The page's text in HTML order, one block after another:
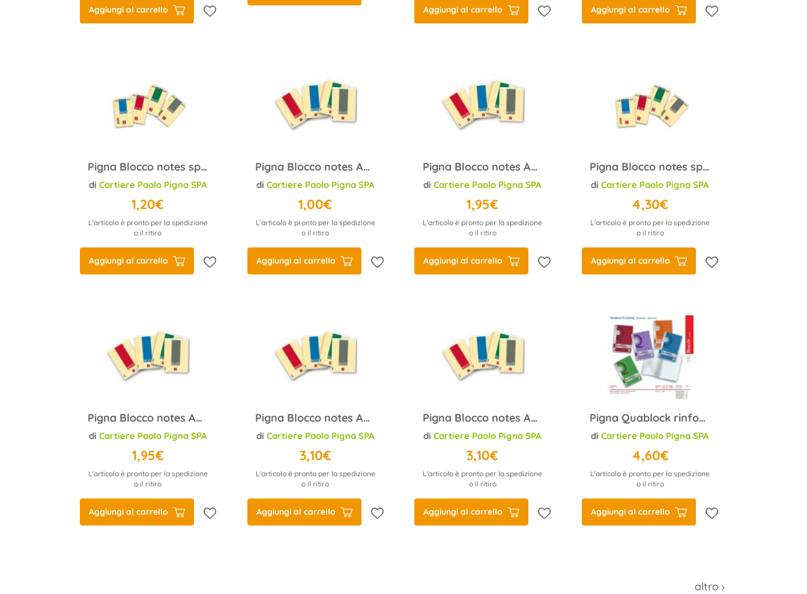
Aggiungi al carrello Aggiungi al carrello Aggiungi al carrello
Pigna Blocco notes spiralato A7 Pignastyl 02156235M quadrett
di Cartiere Paolo Pigna SPA
1,20€
L'articolo è pronto per la spedizione
o il ritiro
Aggiungi al carrello
Pigna Blocco notes A6 Pignastyl 0213746 5M quadretto 5MM 70f
di Cartiere Paolo Pigna SPA
1,00€
L'articolo è pronto per la spedizione
o il ritiro
Aggiungi al carrello
Pigna Blocco notes A5 Pignastyl 02137475M quadretto 5MM 80gr
diCartiere Paolo Pigna SPA
1,95€
L'articolo è pronto per la spedizione
o il ritiro
Aggiungi al carrello
Pigna Blocco notes spiralato A4 Pignastyl 02156285M quadrett
diCartiere Paolo Pigna SPA
4,30€
L'articolo è pronto per la spedizione
o il ritiro
Aggiungi al carrello
Pigna Blocco notes A5 Pignastyl 0213747 BI 70ff 80gr 15x21cm
di Cartiere Paolo Pigna SPA
1,95€
L'articolo è pronto per la spedizione
o il ritiro
Aggiungi al carrello
Pigna Blocco notes A4 Pignastyl 0213748BI 70ff 80gr 21x29,7c
di Cartiere Paolo Pigna SPA
3,10€
L'articolo è pronto per la spedizione
o il ritiro
Aggiungi al carrello
Pigna Blocco notes A4 Pignastyl 02137485M quadretto 5MM 70ff
diCartiere Paolo Pigna SPA
3,10€
L'articolo è pronto per la spedizione
o il ritiro
Aggiungi al carrello
Pigna Quablock rinforzato A4 0211215 rigato 1R 40ff 80gr
diCartiere Paolo Pigna SPA
4,60€
L'articolo è pronto per la spedizione
o il ritiro
Aggiungi al carrello
altro ›